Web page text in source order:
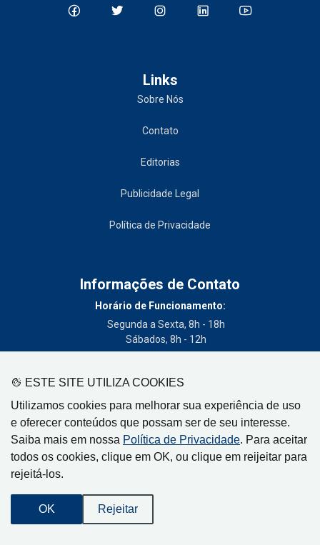
ESTE SITE UTILIZA COOKIES
Utilizamos cookies para melhorar sua experiência de uso
e oferecer conteúdos que possam ser de seu interesse.
Saiba mais em nossa Política de Privacidade. Para aceitar
todos os cookies, clique em OK, ou clique em reijeitar para
rejeitá-los.
OK Rejeitar
Links
Sobre Nós
Contato
Editorias
Publicidade Legal
Política de Privacidade
Informações de Contato
Horário de Funcionamento:
Segunda a Sexta, 8h - 18h
Sábados, 8h - 12h
(19) 3404-3700
Circulação:
Limeira - SP, Artur Nogueira - SP, Cordeirópolis - SP,
Engenheiro Coelho - SP, Iracemápolis - SP
Gazeta de Limeira, Rua Senador Vergueiro, 319
CEP: 13480-005 - Centro - Limeira-SP